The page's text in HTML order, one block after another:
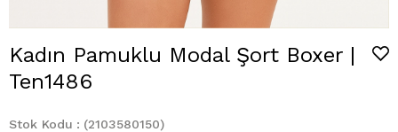
Kadın Pamuklu Modal Şort Boxer |
Ten1486
Stok Kodu
(2103580150)